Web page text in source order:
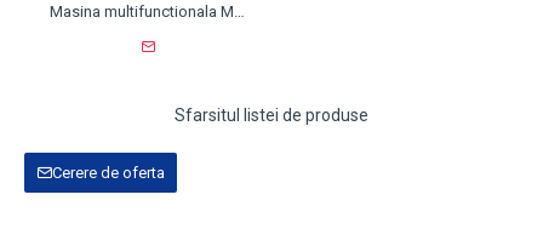
Cerere de oferta
Sfarsitul listei de produse